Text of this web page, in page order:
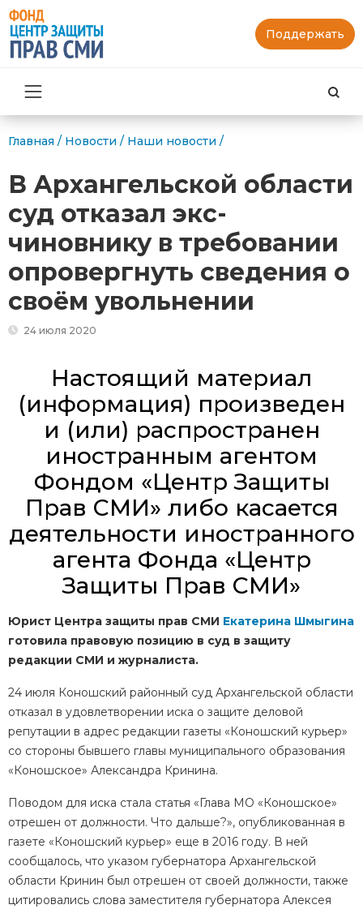
Поддержать
Главная / Новости / Наши новости /
В Архангельской области
суд отказал экс-
чиновнику в требовании
опровергнуть сведения о
своём увольнении
24 июля 2020
Настоящий материал
(информация) произведен
и (или) распространен
иностранным агентом
Фондом «Центр Защиты
Прав СМИ» либо касается
деятельности иностранного
агента Фонда «Центр
Защиты Прав СМИ»
Юрист Центра защиты прав СМИ Екатерина Шмыгина
готовила правовую позицию в суд в защиту
редакции СМИ и журналиста.
24 июля Коношский районный суд Архангельской области
отказал в удовлетворении иска о защите деловой
репутации в адрес редакции газеты «Коношский курьер»
со стороны бывшего главы муниципального образования
«Коношское» Александра Кринина.
Поводом для иска стала статья «Глава МО «Коношское»
отрешен от должности. Что дальше?», опубликованная в
газете «Коношский курьер» еще в 2016 году. В ней
сообщалось, что указом губернатора Архангельской
области Кринин был отрешен от своей должности, также
цитировались слова заместителя губернатора Алексея